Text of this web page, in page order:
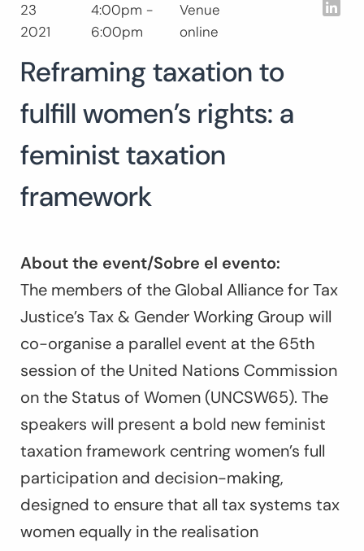
Buscar:
23
2021
4:00pm -
6:00pm
Venue
online
Reframing taxation to
fulfill women’s rights: a
feminist taxation
framework
About the event/Sobre el evento:
The members of the Global Alliance for Tax
Justice’s Tax & Gender Working Group will
co-organise a parallel event at the 65th
session of the United Nations Commission
on the Status of Women (UNCSW65). The
speakers will present a bold new feminist
taxation framework centring women’s full
participation and decision-making,
designed to ensure that all tax systems tax
women equally in the realisation